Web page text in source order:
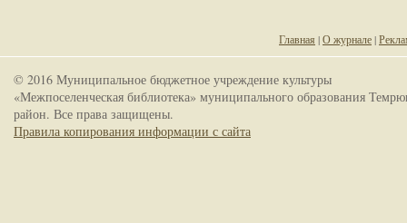
Главная |О журнале|
© 2016 Муниципальное бюджетное учреждение культуры
«Межпоселенческая библиотека» муниципального образования
район. Все права защищены.
Правила копирования информации с сайта